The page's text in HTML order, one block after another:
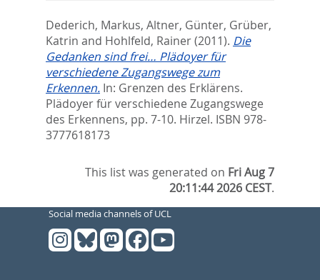
Dederich, Markus, Altner, Günter, Grüber,
Katrin and Hohlfeld, Rainer(2011). Die
Gedanken sind frei… Plädoyer für
verschiedene Zugangswege zum
Erkennen. In: Grenzen des Erklärens.
Plädoyer für verschiedene Zugangswege
des Erkennens, pp. 7-10. Hirzel. ISBN 978-
3777618173
This list was generated on Fri Aug 7
20:11:44 2026 CEST.
Social media channels of UCL